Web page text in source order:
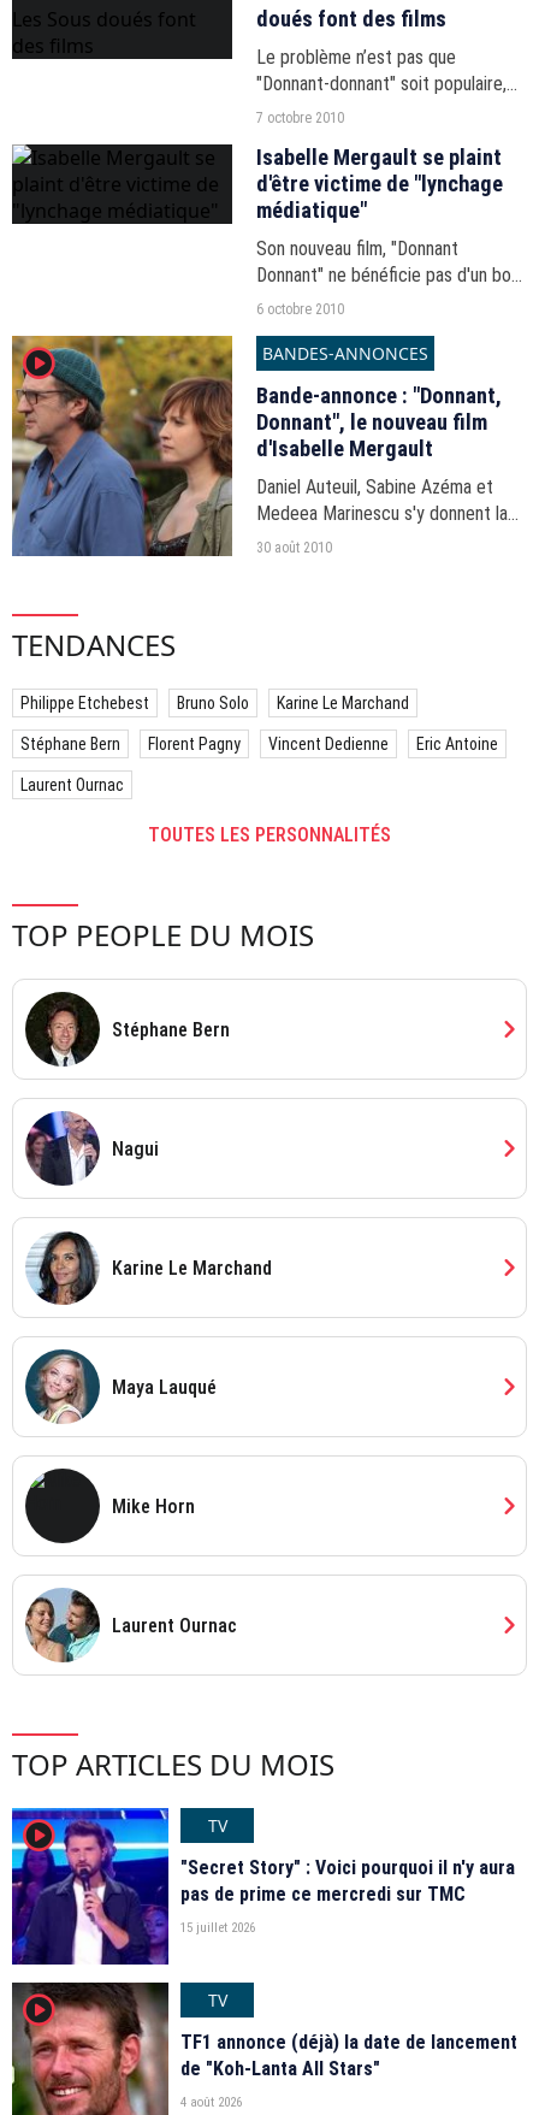
doués font des films
Le problème n’est pas que
"Donnant-donnant" soit populaire,
mais qu’il soit mauvais. Malgré
Isabelle Mergault, son film est un
ratage total.
7 octobre 2010
Isabelle Mergault se plaint
d'être victime de "lynchage
médiatique"
Son nouveau film, "Donnant
Donnant" ne bénéficie pas d'un bon
accueil dans la presse.
6 octobre 2010
player2 BANDES-ANNONCES
Bande-annonce : "Donnant,
Donnant", le nouveau film
d'Isabelle Mergault
Daniel Auteuil, Sabine Azéma et
Medeea Marinescu s'y donnent la
réplique.
30 août 2010
TENDANCES
Philippe Etchebest Bruno Solo Karine Le Marchand
Stéphane Bern Florent Pagny Vincent Dedienne Eric Antoine
Laurent Ournac
TOUTES LES PERSONNALITÉS
TOP PEOPLE DU MOIS
Stéphane Bern chevron_right
Nagui chevron_right
Karine Le Marchand chevron_right
Maya Lauqué chevron_right
Mike Horn chevron_right
Laurent Ournac chevron_right
TOP ARTICLES DU MOIS
player2
TV
"Secret Story" : Voici pourquoi il n'y aura
pas de prime ce mercredi sur TMC
15 juillet 2026
player2
TV
TF1 annonce (déjà) la date de lancement
de "Koh-Lanta All Stars"
4 août 2026